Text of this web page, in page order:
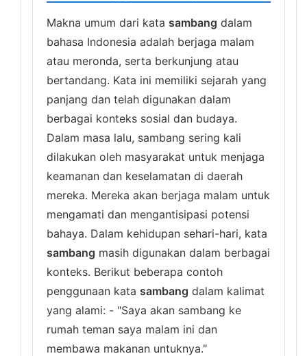
Makna umum dari kata sambang dalam
bahasa Indonesia adalah berjaga malam
atau meronda, serta berkunjung atau
bertandang. Kata ini memiliki sejarah yang
panjang dan telah digunakan dalam
berbagai konteks sosial dan budaya.
Dalam masa lalu, sambang sering kali
dilakukan oleh masyarakat untuk menjaga
keamanan dan keselamatan di daerah
mereka. Mereka akan berjaga malam untuk
mengamati dan mengantisipasi potensi
bahaya. Dalam kehidupan sehari-hari, kata
sambang masih digunakan dalam berbagai
konteks. Berikut beberapa contoh
penggunaan kata sambang dalam kalimat
yang alami: - "Saya akan sambang ke
rumah teman saya malam ini dan
membawa makanan untuknya."